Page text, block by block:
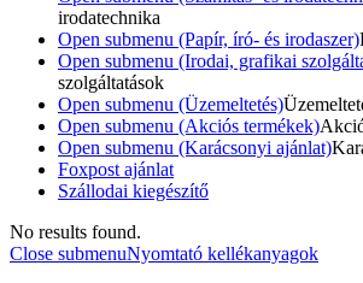
irodatechnika
Open submenu (Papír, író- és irodaszer)
Open submenu (Irodai, grafikai
szolgáltatások
Open submenu (Üzemeltetés)
Open submenu (Akciós termékek)
Open submenu (Karácsonyi ajánlat)
Foxpost ajánlat
Szállodai kiegészítő
No results found.
Close submenuNyomtató kellékanyagok